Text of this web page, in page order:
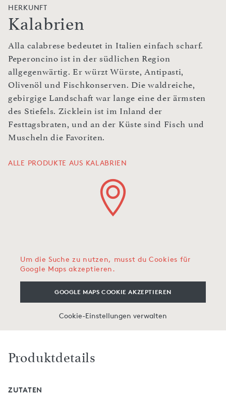
HERKUNFT
Kalabrien
Alla calabrese bedeutet in Italien einfach scharf.
Peperoncino ist in der südlichen Region
allgegenwärtig. Er würzt Würste, Antipasti,
Olivenöl und Fischkonserven. Die waldreiche,
gebirgige Landschaft war lange eine der ärmsten
des Stiefels. Zicklein ist im Inland der
Festtagsbraten, und an der Küste sind Fisch und
Muscheln die Favoriten.
ALLE PRODUKTE AUS KALABRIEN
Um die Suche zu nutzen, musst du Cookies für
Google Maps akzeptieren.
GOOGLE MAPS COOKIE AKZEPTIEREN
Cookie-Einstellungen verwalten
Produktdetails
ZUTATEN